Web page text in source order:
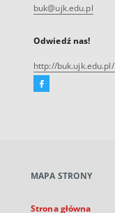
buk@ujk.edu.pl
Odwiedź nas!
http://buk.ujk.edu.pl/
Facebook
karcie
MAPA STRONY
Strona główna